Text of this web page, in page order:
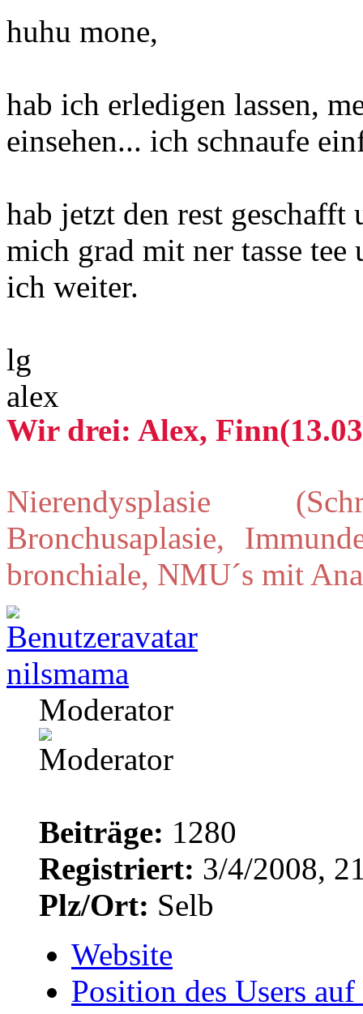
huhu mone,
hab ich erledigen lassen,
einsehen... ich schnaufe
hab jetzt den rest
mich grad mit ner tasse
ich weiter.
lg
alex
Wir drei: Alex,
Nierendysplasie
Bronchusaplasie,
bronchiale, NMU´s mit
nilsmama
Moderator
Beiträge: 1280
Registriert: 3/4/2008,
Plz/Ort: Selb
Website
Position des Users